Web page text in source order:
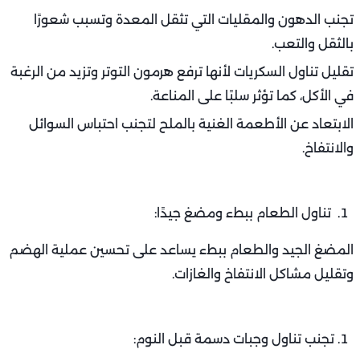
تجنب الدهون والمقليات التي تثقل المعدة وتسبب شعورًا
بالثقل والتعب.
تقليل تناول السكريات لأنها ترفع هرمون التوتر وتزيد من الرغبة
في الأكل، كما تؤثر سلبًا على المناعة.
الابتعاد عن الأطعمة الغنية بالملح لتجنب احتباس السوائل
والانتفاخ.
تناول الطعام ببطء ومضغ جيدًا:
المضغ الجيد والطعام ببطء يساعد على تحسين عملية الهضم
وتقليل مشاكل الانتفاخ والغازات.
تجنب تناول وجبات دسمة قبل النوم: